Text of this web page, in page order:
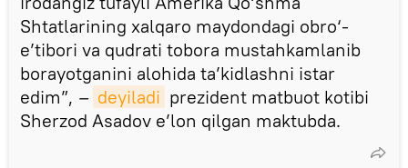
Shtatlarining xalqaro maydondagi obro‘-
e’tibori va qudrati tobora mustahkamlanib
borayotganini alohida ta’kidlashni istar
edim”, – deyiladi prezident matbuot kotibi
Sherzod Asadov e’lon qilgan maktubda.